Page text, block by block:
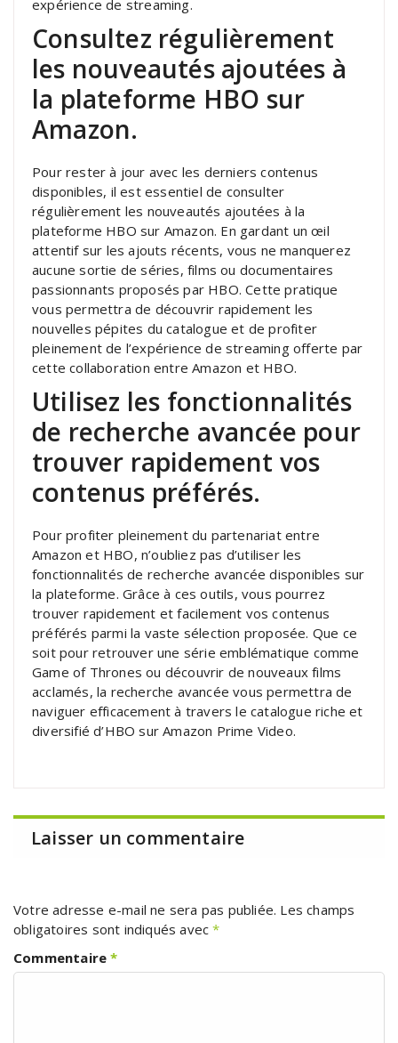
expérience de streaming.
Consultez régulièrement
les nouveautés ajoutées à
la plateforme HBO sur
Amazon.
Pour rester à jour avec les derniers contenus
disponibles, il est essentiel de consulter
régulièrement les nouveautés ajoutées à la
plateforme HBO sur Amazon. En gardant un œil
attentif sur les ajouts récents, vous ne manquerez
aucune sortie de séries, films ou documentaires
passionnants proposés par HBO. Cette pratique
vous permettra de découvrir rapidement les
nouvelles pépites du catalogue et de profiter
pleinement de l’expérience de streaming offerte par
cette collaboration entre Amazon et HBO.
Utilisez les fonctionnalités
de recherche avancée pour
trouver rapidement vos
contenus préférés.
Pour profiter pleinement du partenariat entre
Amazon et HBO, n’oubliez pas d’utiliser les
fonctionnalités de recherche avancée disponibles sur
la plateforme. Grâce à ces outils, vous pourrez
trouver rapidement et facilement vos contenus
préférés parmi la vaste sélection proposée. Que ce
soit pour retrouver une série emblématique comme
Game of Thrones ou découvrir de nouveaux films
acclamés, la recherche avancée vous permettra de
naviguer efficacement à travers le catalogue riche et
diversifié d’HBO sur Amazon Prime Video.
Laisser un commentaire
Votre adresse e-mail ne sera pas publiée. Les champs
obligatoires sont indiqués avec*
Commentaire*